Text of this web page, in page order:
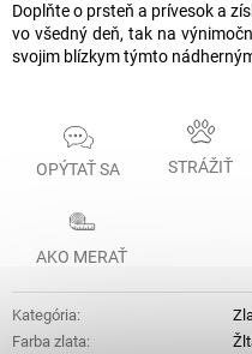
Doplňte o prsteň a prívesok a
vo všedný deň, tak na
svojim blízkym týmto
OPÝTAŤ SA STRÁŽIŤ
AKO MERAŤ
Kategória:
Farba zlata: